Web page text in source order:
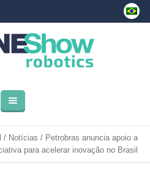
/ Notícias / Petrobras anuncia apoio a
para acelerar inovação no Brasil